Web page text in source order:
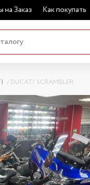
Заказ Как покупать
DUCATI SCRAMBLER